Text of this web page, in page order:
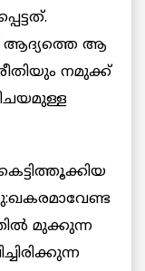
ആദ്യത്തെ ആ
നമുക്ക്
മുക്കുന്ന